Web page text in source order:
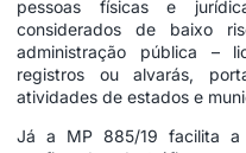
pessoas físicas e
considerados de baixo
administração pública –
registros ou alvarás,
atividades de estados e
Já a MP 885/19 facilita a